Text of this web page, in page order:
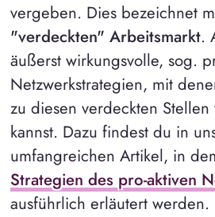
vergeben. Dies bezeichnet
"verdeckten" Arbeitsmarkt.
äußerst wirkungsvolle, sog.
Netzwerkstrategien, mit
zu diesen verdeckten Stellen
kannst. Dazu findest du in
umfangreichen Artikel, in
Strategien des pro-aktiven
ausführlich erläutert werden.